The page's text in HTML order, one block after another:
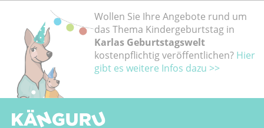
Wollen Sie Ihre Angebote rund um
das Thema Kindergeburtstag in
Karlas Geburtstagswelt
kostenpflichtig veröffentlichen? Hier
gibt es weitere Infos dazu >>